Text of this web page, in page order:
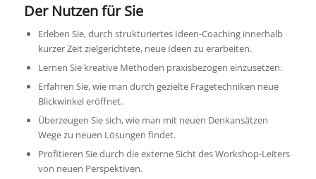
Der Nutzen für Sie
Erleben Sie, durch strukturiertes Ideen-Coaching innerhalb
kurzer Zeit zielgerichtete, neue Ideen zu erarbeiten.
Lernen Sie kreative Methoden praxisbezogen einzusetzen.
Erfahren Sie, wie man durch gezielte Fragetechniken neue
Blickwinkel eröffnet.
Überzeugen Sie sich, wie man mit neuen Denkansätzen
Wege zu neuen Lösungen findet.
Profitieren Sie durch die externe Sicht des Workshop-Leiters
von neuen Perspektiven.